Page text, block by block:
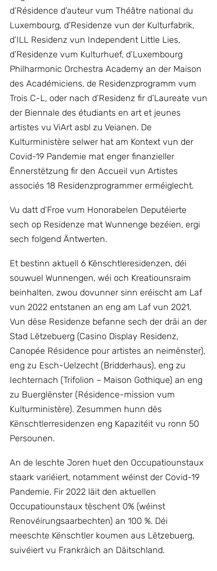
d’Résidence d’auteur vum Théâtre national du
Luxembourg, d’Residenze vun der Kulturfabrik,
d’ILL Residenz vun Independent Little Lies,
d’Residenze vum Kulturhuef, d’Luxembourg
Philharmonic Orchestra Academy an der Maison
des Académiciens, de Residenzprogramm vum
Trois C-L, oder nach d’Residenz fir d’Laureate vun
der Biennale des étudiants en art et jeunes
artistes vu ViArt asbl zu Veianen. De
Kulturministère selwer hat am Kontext vun der
Covid-19 Pandemie mat enger finanzieller
Ënnerstëtzung fir den Accueil vun Artistes
associés 18 Residenzprogrammer erméiglecht.
Vu datt d’Froe vum Honorabelen Deputéierte
sech op Residenze mat Wunnenge bezéien, ergi
sech folgend Äntwerten.
Et bestinn aktuell 6 Kënschtleresidenzen, déi
souwuel Wunnengen, wéi och Kreatiounsraim
beinhalten, zwou dovunner sinn eréischt am Laf
vun 2022 entstanen an eng am Laf vun 2021.
Vun dëse Residenze befanne sech der dräi an der
Stad Lëtzebuerg (Casino Display Residenz,
Canopée Résidence pour artistes an neimënster),
eng zu Esch-Uelzecht (Bridderhaus), eng zu
Iechternach (Trifolion – Maison Gothique) an eng
zu Buerglënster (Résidence-mission vum
Kulturministère). Zesummen hunn dës
Kënschtlerresidenzen eng Kapazitéit vu ronn 50
Persounen.
An de leschte Joren huet den Occupatiounstaux
staark variéiert, notamment wéinst der Covid-19
Pandemie. Fir 2022 läit den aktuellen
Occupatiounstaux tëschent 0% (wéinst
Renovéirungsaarbechten) an 100 %. Déi
meeschte Kënschtler koumen aus Lëtzebuerg,
suivéiert vu Frankräich an Däitschland.